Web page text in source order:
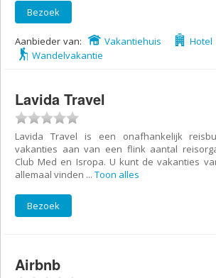
Bezoek
Aanbieder van: Vakantiehuis Hotel
Wandelvakantie
Lavida Travel
Lavida Travel is een onafhankelijk
vakanties aan van een flink aantal
Club Med en Isropa. U kunt de vakanties
allemaal vinden ... Toon alles
Bezoek
Airbnb